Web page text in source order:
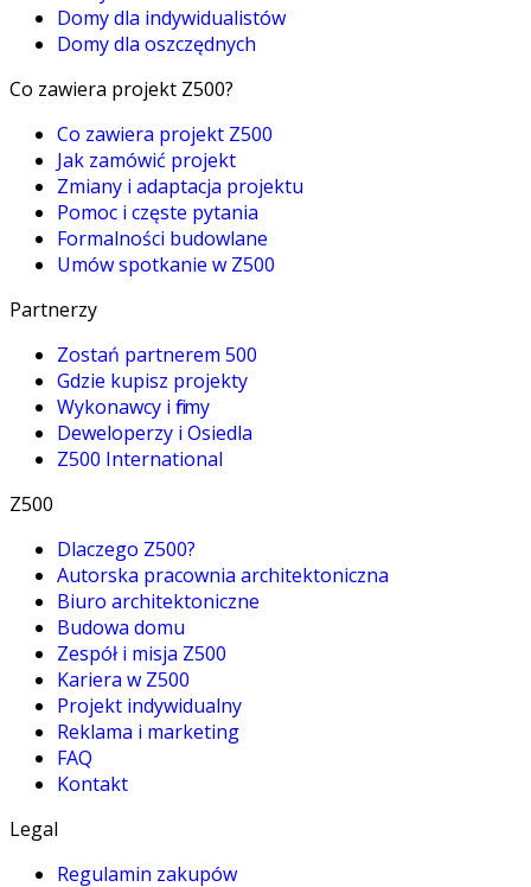
Domy dla indywidualistów
Domy dla oszczędnych
Co zawiera projekt Z500?
Co zawiera projekt Z500
Jak zamówić projekt
Zmiany i adaptacja projektu
Pomoc i częste pytania
Formalności budowlane
Umów spotkanie w Z500
Partnerzy
Zostań partnerem 500
Gdzie kupisz projekty
Wykonawcy i firmy
Deweloperzy i Osiedla
Z500 International
Z500
Dlaczego Z500?
Autorska pracownia architektoniczna
Biuro architektoniczne
Budowa domu
Zespół i misja Z500
Kariera w Z500
Projekt indywidualny
Reklama i marketing
FAQ
Kontakt
Legal
Regulamin zakupów